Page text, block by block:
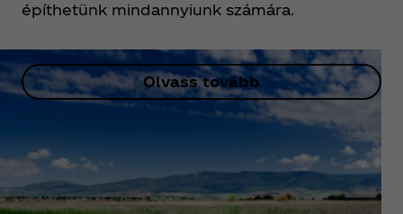
építhetünk mindannyiunk számára.
Olvass tovább